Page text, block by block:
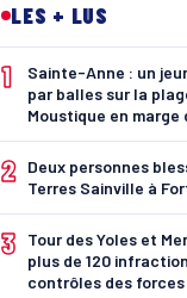
LES + LUS
1
Sainte-Anne : un
par balles sur la
Moustique en marge
2
Deux personnes
Terres Sainville à
3
Tour des Yoles et
plus de 120
contrôles des forces